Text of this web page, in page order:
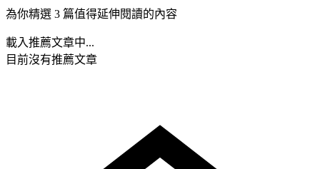
為你精選 3 篇值得延伸閱讀的內容
載入推薦文章中...
目前沒有推薦文章